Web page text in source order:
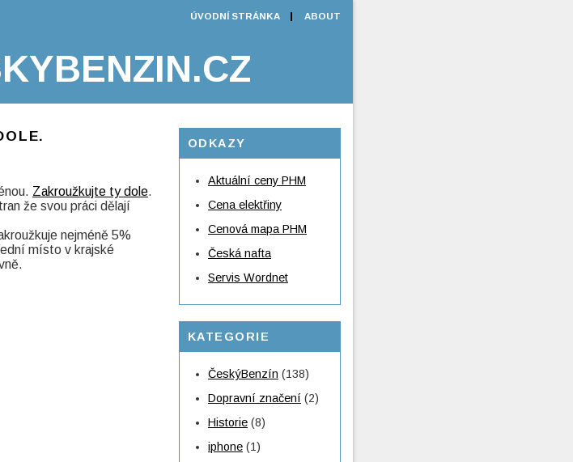
ÚVODNÍ STRÁNKA ABOUT
Zakroužkujte ty dole.
že svou práci dělají
nejméně 5%
místo v krajské
ODKAZY
Aktuální ceny PHM
Cena elektřiny
Cenová mapa PHM
Česká nafta
Servis Wordnet
KATEGORIE
ČeskýBenzín (138)
Dopravní značení (2)
Historie (8)
iphone (1)